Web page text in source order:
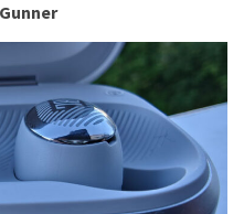
Gunner